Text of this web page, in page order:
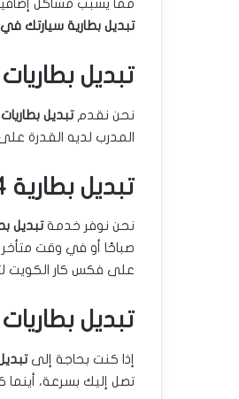
مما يسبب مشاكل إضافية
تبديل بطارية سيارتك
تبديل
نحن نقدمتبديل
المدرب لديه القدرة
تبديل بطارية 24 ساعة كيفان
نحن نوفر خدمةتبديل بطارية 24
صباحًا أو في وقت متأخر
على فكس كار الكويت
تبديل
إذا كنت بحاجة إلى
تصل إليك بسرعة،